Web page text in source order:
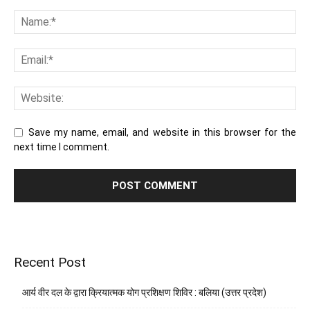
Save my name, email, and website in this browser for the
next time I comment.
Recent Post
आर्य वीर दल के द्वारा क्रियात्मक योग प्रशिक्षण शिविर : बलिया (उत्तर प्रदेश)